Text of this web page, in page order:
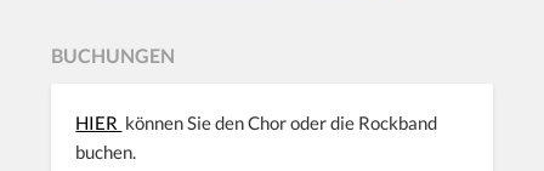
BUCHUNGEN
HIER können Sie den Chor oder die Rockband
buchen.